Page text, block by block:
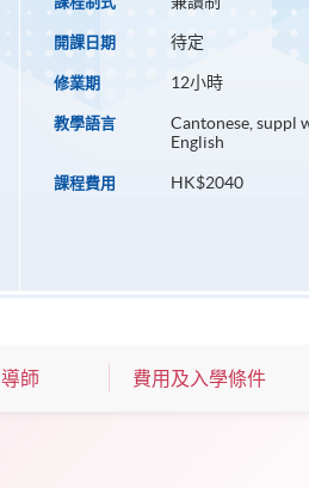
開課日期 待定
修業期 12小時
教學語言
Cantonese, suppl
English
課程費用 HK$2040
導師 費用及入學條件